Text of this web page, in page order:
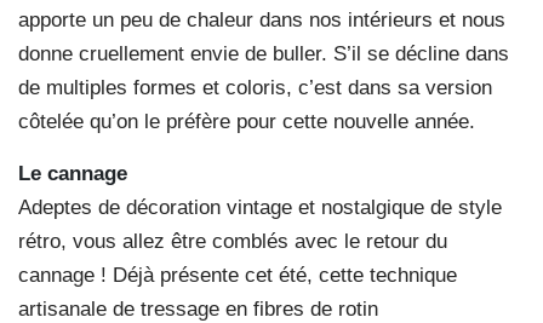
apporte un peu de chaleur dans nos intérieurs et nous
donne cruellement envie de buller. S’il se décline dans
de multiples formes et coloris, c’est dans sa version
côtelée qu’on le préfère pour cette nouvelle année.
Le cannage
Adeptes de décoration vintage et nostalgique de style
rétro, vous allez être comblés avec le retour du
cannage ! Déjà présente cet été, cette technique
artisanale de tressage en fibres de rotin